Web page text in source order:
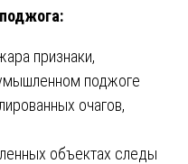
признаки,
поджоге
очагов,
объектах следы